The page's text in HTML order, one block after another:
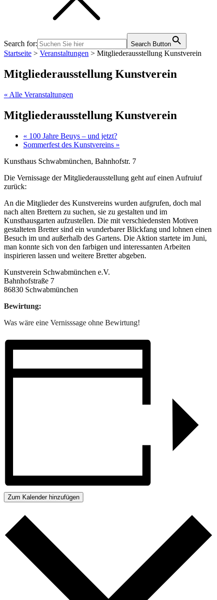
Search for: Search Button
Startseite > Veranstaltungen > Mitgliederausstellung Kunstverein
Mitgliederausstellung Kunstverein
« Alle Veranstaltungen
Mitgliederausstellung Kunstverein
« 100 Jahre Beuys – und jetzt?
Sommerfest des Kunstvereins »
Kunsthaus Schwabmünchen, Bahnhofstr. 7
Die Vernissage der Mitgliederausstellung geht auf einen Aufruiuf
zurück:
An die Mitglieder des Kunstvereins wurden aufgrufen, doch mal
nach alten Brettern zu suchen, sie zu gestalten und im
Kunsthausgarten aufzustellen. Die mit verschiedensten Motiven
gestalteten Bretter sind ein wunderbarer Blickfang und lohnen einen
Besuch im und außerhalb des Gartens. Die Aktion startete im Juni,
man konnte sich von den farbigen und interessanten Arbeiten
inspirieren lassen und weitere Bretter abgeben.
Kunstverein Schwabmünchen e.V.
Bahnhofstraße 7
86830 Schwabmünchen
Bewirtung:
Was wäre eine Vernisssage ohne Bewirtung!
Zum Kalender hinzufügen